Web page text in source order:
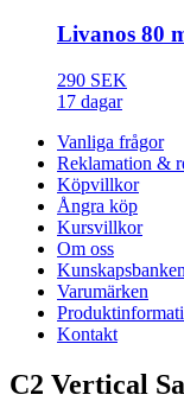
Livanos 80
290 SEK
17 dagar
Vanliga frågor
Reklamation &
Köpvillkor
Ångra köp
Kursvillkor
Om oss
Kunskapsbanken
Varumärken
Kontakt
C2 Vertical